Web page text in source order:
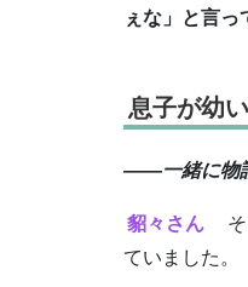
ぇな」と言っ
息子が幼
――一緒に物
貂々さん
ていました。